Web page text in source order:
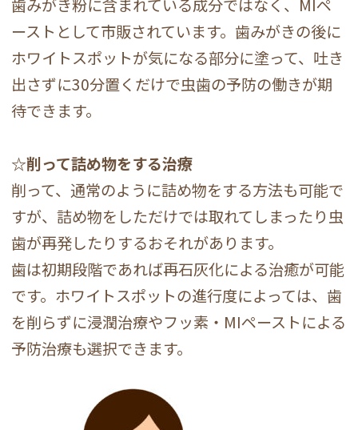
歯みがき粉に含まれている成分ではなく、MIペ
ーストとして市販されています。歯みがきの後に
ホワイトスポットが気になる部分に塗って、吐き
出さずに30分置くだけで虫歯の予防の働きが期
待できます。
☆削って詰め物をする治療
削って、通常のように詰め物をする方法も可能で
すが、詰め物をしただけでは取れてしまったり虫
歯が再発したりするおそれがあります。
歯は初期段階であれば再石灰化による治癒が可能
です。ホワイトスポットの進行度によっては、歯
を削らずに浸潤治療やフッ素・MIペーストによる
予防治療も選択できます。